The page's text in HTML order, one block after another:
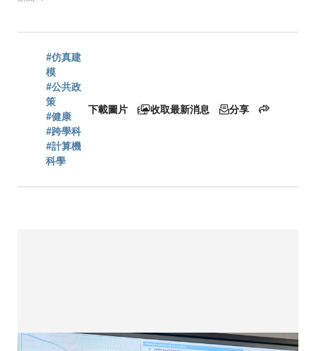
航
連
結
#仿真建
模
#公共政
策
#健康
#跨學科
#計算機
科學
下載圖片 收取最新消息 分享